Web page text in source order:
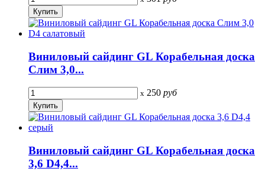
Виниловый сайдинг GL Корабельная доска
Слим 3,0...
x 250 руб
Виниловый сайдинг GL Корабельная доска
3,6 D4,4...